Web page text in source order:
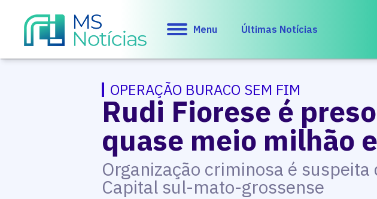
Menu Últimas Notícias
OPERAÇÃO BURACO SEM FIM
Rudi Fiorese é
quase meio milhão
Organização criminosa é
Capital sul-mato-grossense